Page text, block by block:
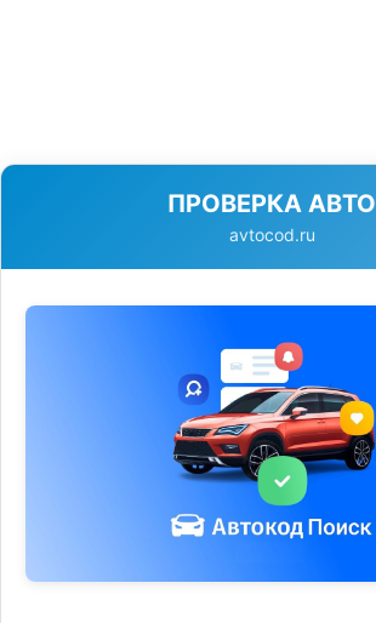
ПРОВЕРКА АВТО
avtocod.ru